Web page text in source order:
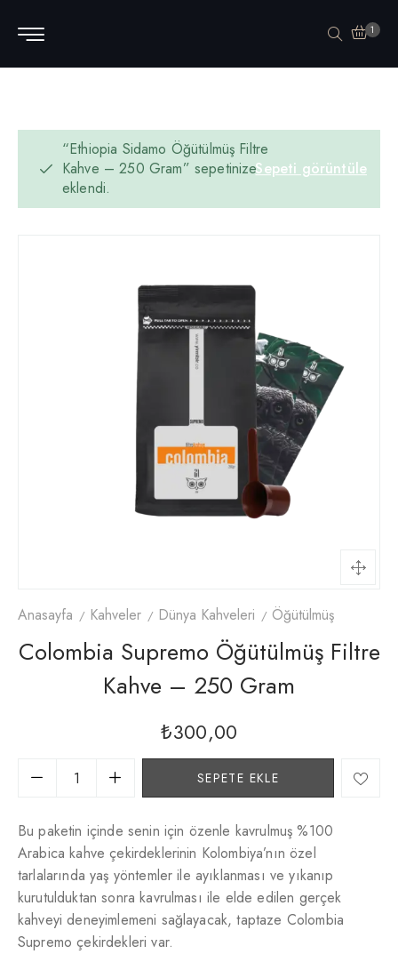
1
Sepeti görüntüle
“Ethiopia Sidamo Öğütülmüş Filtre
Kahve – 250 Gram” sepetinize
eklendi.
Anasayfa Kahveler Dünya Kahveleri Öğütülmüş
Colombia Supremo Öğütülmüş Filtre
Kahve – 250 Gram
₺300,00
SEPETE EKLE
Bu paketin içinde senin için özenle kavrulmuş %100
Arabica kahve çekirdeklerinin Kolombiya’nın özel
tarlalarında yaş yöntemler ile ayıklanması ve yıkanıp
kurutulduktan sonra kavrulması ile elde edilen gerçek
kahveyi deneyimlemeni sağlayacak, taptaze Colombia
Supremo çekirdekleri var.